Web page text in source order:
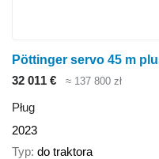
Pöttinger servo 45 m
32 011 €
≈ 137 800 zł
Pług
2023
Typ do traktora